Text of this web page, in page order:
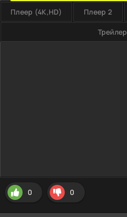
Плеер (4K,HD) Плеер 2
Трейлер
0 0